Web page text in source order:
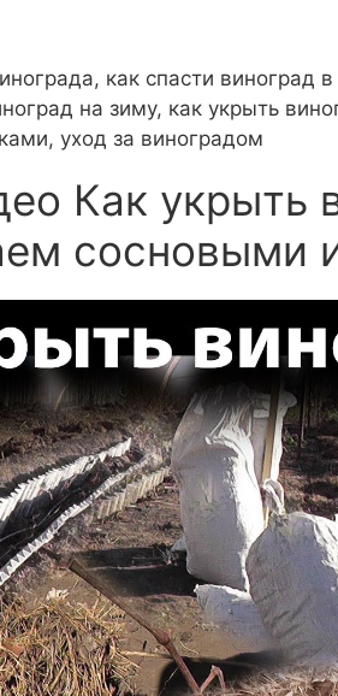
как спасти виноград
на зиму, как укрыть
уход за виноградом
Как укрыть
сосновыми